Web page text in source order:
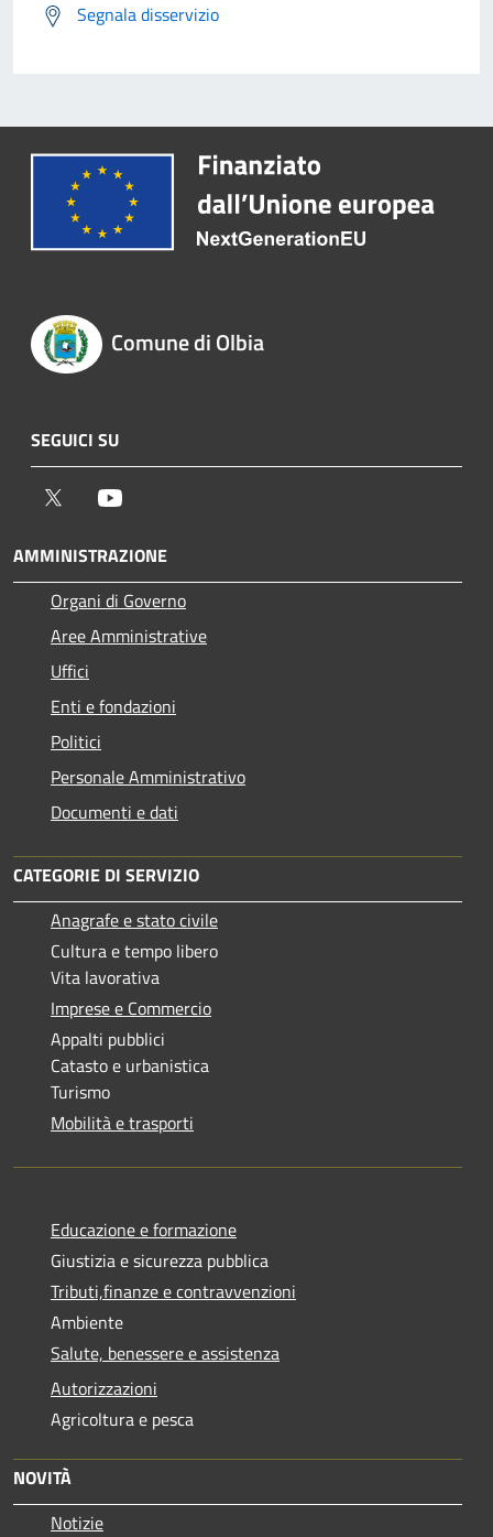
Segnala disservizio
Comune di Olbia
SEGUICI SU
Twitter
AMMINISTRAZIONE
Organi di Governo
Aree Amministrative
Uffici
Enti e fondazioni
Politici
Personale Amministrativo
Documenti e dati
CATEGORIE DI SERVIZIO
Anagrafe e stato civile
Cultura e tempo libero
Vita lavorativa
Imprese e Commercio
Appalti pubblici
Catasto e urbanistica
Turismo
Mobilità e trasporti
Educazione e formazione
Giustizia e sicurezza pubblica
Tributi,finanze e contravvenzioni
Ambiente
Salute, benessere e assistenza
Autorizzazioni
Agricoltura e pesca
NOVITÀ
Notizie